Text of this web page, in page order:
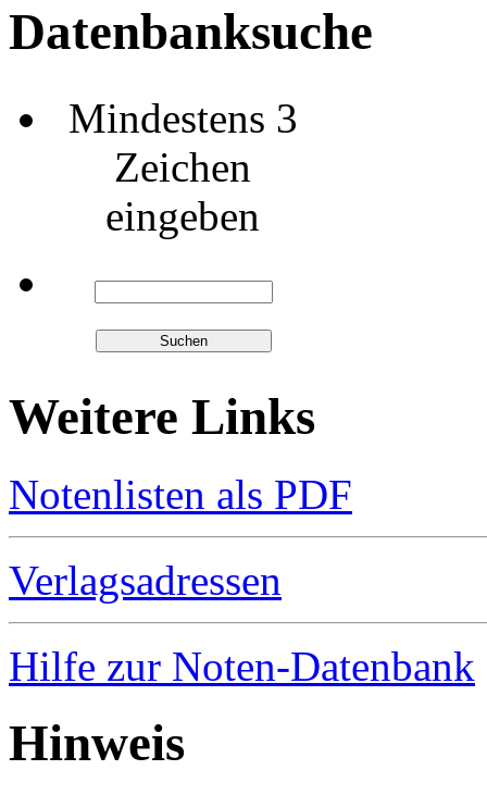
Datenbanksuche
Mindestens 3
Zeichen
eingeben
Weitere Links
Notenlisten als PDF
Verlagsadressen
Hilfe zur Noten-Datenbank
Hinweis